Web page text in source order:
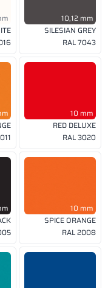
10,12 mm
SILESIAN GREY
RAL 7043
10 mm
RED DELUXE
RAL 3020
10 mm
SPICE ORANGE
RAL 2008